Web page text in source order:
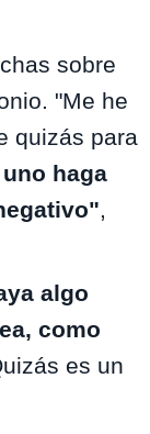
sobre
"Me he
quizás para
haga
,
algo
como
es un